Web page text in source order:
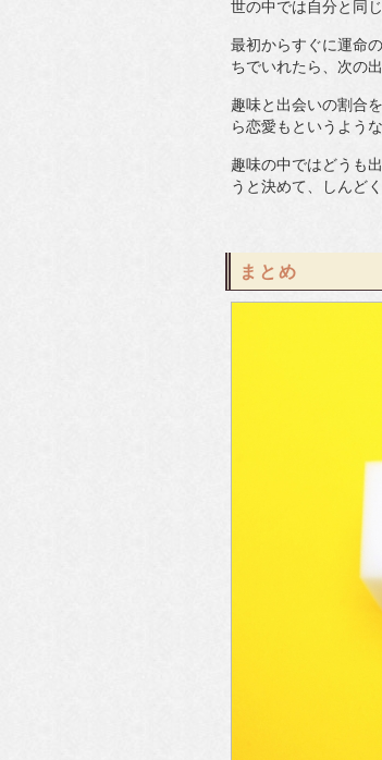
世の中では自分と同
最初からすぐに運命
ちでいれたら、次の
趣味と出会いの割合
ら恋愛もというよう
趣味の中ではどうも
うと決めて、しんど
まとめ